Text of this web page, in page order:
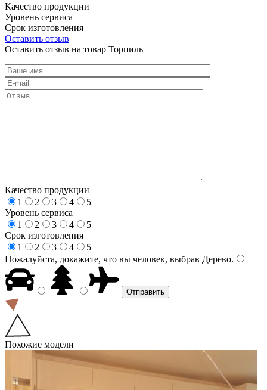
Качество продукции
Уровень сервиса
Срок изготовления
Оставить отзыв
Оставить отзыв на товар Торпиль
Качество продукции
1
2 3 4
5
Уровень сервиса
1
2 3 4
5
Срок изготовления
1
2 3 4
5
Пожалуйста, докажите, что вы человек, выбрав Дерево.
Похожие модели